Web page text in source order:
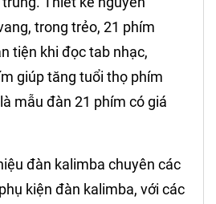
trong trẻo, 21 phím
tiện khi đọc tab nhạc,
giúp tăng tuổi thọ phím
mẫu đàn 21 phím có giá
đàn kalimba chuyên các
kiện đàn kalimba, với các